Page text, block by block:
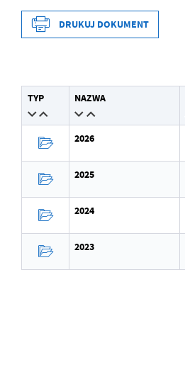
Wytworzył
Opublikował
Data ostatniej aktualizacji
Ostatnio zaktualizował
DRUKUJ DOKUMENT
TYP NAZWA
2026
2025
2024
2023